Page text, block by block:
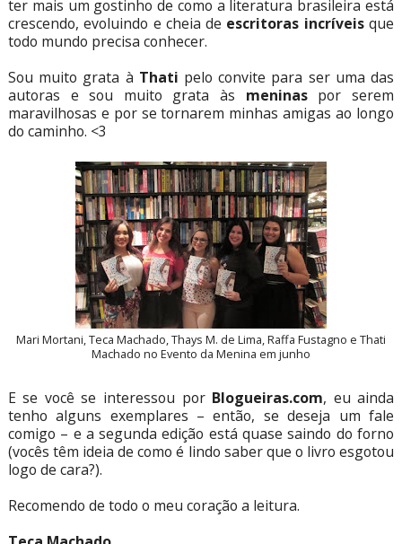
ter mais um gostinho de como a literatura brasileira está
crescendo, evoluindo e cheia de escritoras incríveisque
todo mundo precisa conhecer.
Sou muito grata à Thati pelo convite para ser uma das
autoras e sou muito grata às meninas por serem
maravilhosas e por se tornarem minhas amigas ao longo
do caminho. <3
Mari Mortani, Teca Machado, Thays M. de Lima, Raffa Fustagno e Thati
Machado no Evento da Menina em junho
E se você se interessou por Blogueiras.com, eu ainda
tenho alguns exemplares – então, se deseja um fale
comigo – e a segunda edição está quase saindo do forno
(vocês têm ideia de como é lindo saber que o livro esgotou
logo de cara?).
Recomendo de todo o meu coração a leitura.